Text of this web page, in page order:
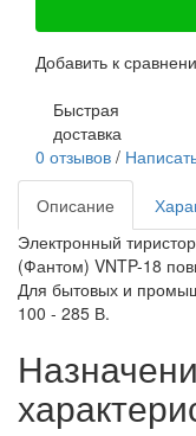
Добавить к
Быстрая
доставка
0 отзывов /
Описание
Электронный
(Фантом) VNTP-18
Для бытовых и
100 - 285 В.